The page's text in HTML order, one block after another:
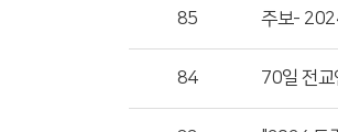
85 주보-
84 70일 전교